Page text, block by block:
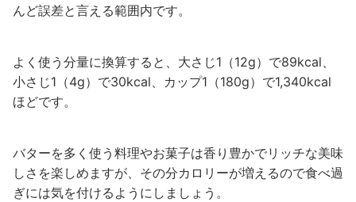
んど誤差と言える範囲内です。
よく使う分量に換算すると、大さじ1（12g）で89kcal、
小さじ1（4g）で30kcal、カップ1（180g）で1,340kcal
ほどです。
バターを多く使う料理やお菓子は香り豊かでリッチな美味
しさを楽しめますが、その分カロリーが増えるので食べ過
ぎには気を付けるようにしましょう。